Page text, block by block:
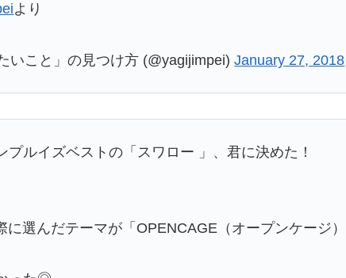
より
いこと」の見つけ方 (@yagijimpei)January 27, 2018
ルイズベストの「スワロー 」、君に決めた！
選んだテーマが「OPENCAGE（オープンケージ）